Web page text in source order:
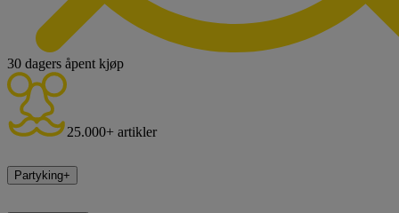
30 dagers åpent kjøp
25.000+ artikler
Partyking+